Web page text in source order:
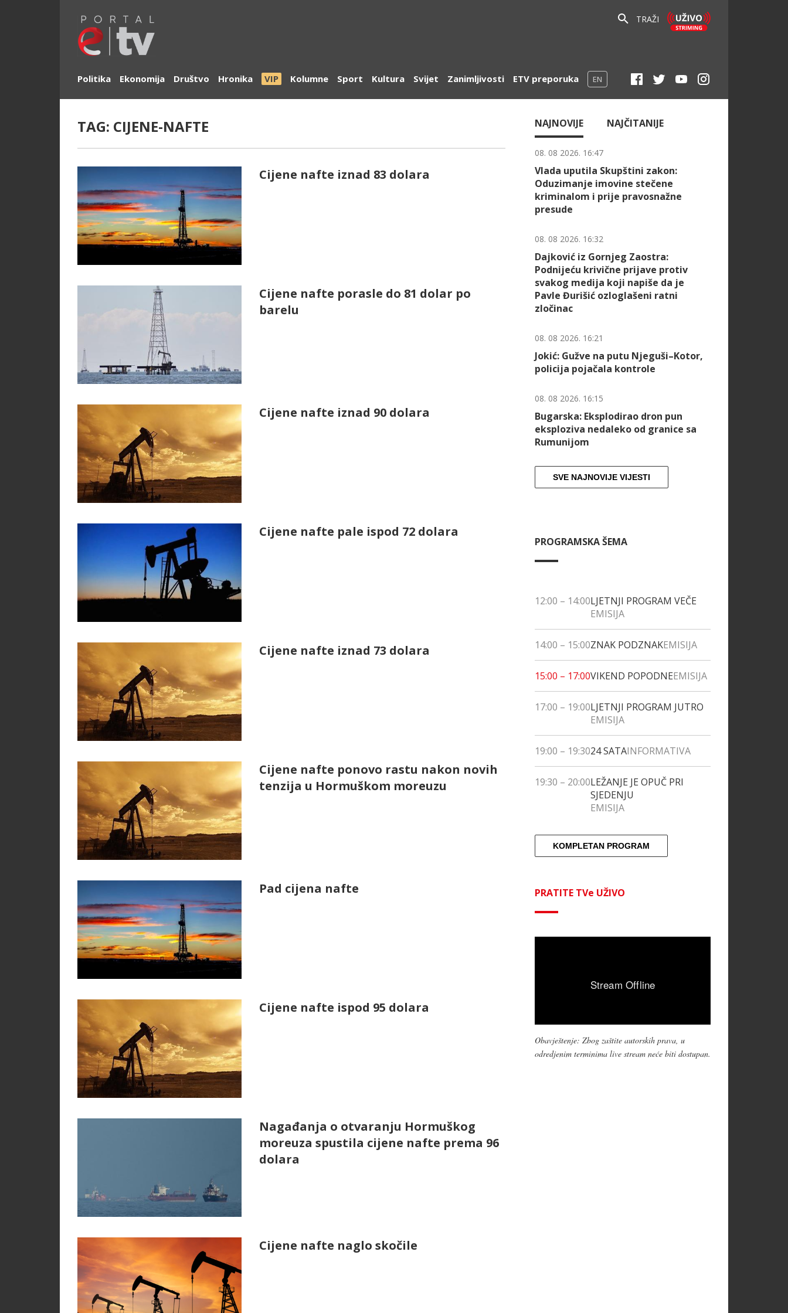
TRAŽI
Politika Ekonomija Društvo Hronika VIP Kolumne Sport Kultura Svijet Zanimljivosti ETV preporuka EN
TAG: CIJENE-NAFTE
Cijene nafte iznad 83 dolara
Cijene nafte porasle do 81 dolar po
barelu
Cijene nafte iznad 90 dolara
Cijene nafte pale ispod 72 dolara
Cijene nafte iznad 73 dolara
Cijene nafte ponovo rastu nakon novih
tenzija u Hormuškom moreuzu
Pad cijena nafte
Cijene nafte ispod 95 dolara
Nagađanja o otvaranju Hormuškog
moreuza spustila cijene nafte prema 96
dolara
Cijene nafte naglo skočile
NAJNOVIJE NAJČITANIJE
08. 08 2026. 16:47
Vlada uputila Skupštini zakon:
Oduzimanje imovine stečene
kriminalom i prije pravosnažne
presude
08. 08 2026. 16:32
Dajković iz Gornjeg Zaostra:
Podnijeću krivične prijave protiv
svakog medija koji napiše da je
Pavle Đurišić ozloglašeni ratni
zločinac
08. 08 2026. 16:21
Jokić: Gužve na putu Njeguši–Kotor,
policija pojačala kontrole
08. 08 2026. 16:15
Bugarska: Eksplodirao dron pun
eksploziva nedaleko od granice sa
Rumunijom
SVE NAJNOVIJE VIJESTI
PROGRAMSKA ŠEMA
12:00 – 14:00LJETNJI PROGRAM VEČE
EMISIJA
14:00 – 15:00ZNAK PODZNAKEMISIJA
15:00 – 17:00VIKEND POPODNEEMISIJA
17:00 – 19:00LJETNJI PROGRAM JUTRO
EMISIJA
19:00 – 19:3024 SATAINFORMATIVA
19:30 – 20:00LEŽANJE JE OPUČ PRI
SJEDENJU
EMISIJA
KOMPLETAN PROGRAM
PRATITE TVe UŽIVO
Obavještenje: Zbog zaštite autorskih prava, u
odredjenim terminima live stream neće biti dostupan.